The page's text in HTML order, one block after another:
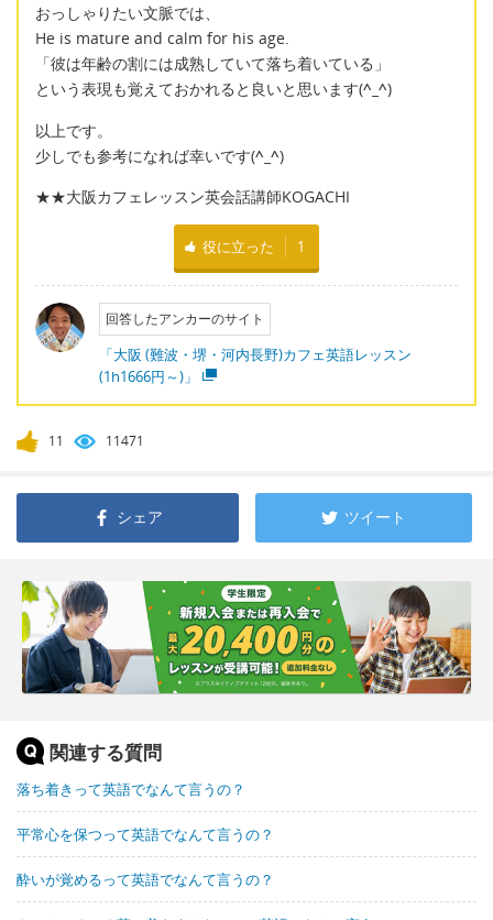
おっしゃりたい文脈では、
He is mature and calm for his age.
「彼は年齢の割には成熟していて落ち着いている」
という表現も覚えておかれると良いと思います(^_^)
以上です。
少しでも参考になれば幸いです(^_^)
★★大阪カフェレッスン英会話講師KOGACHI
役に立った 1
回答したアンカーのサイト
「大阪 (難波・堺・河内長野)カフェ英語レッスン
(1h1666円～)」
11 11471
シェア ツイート
関連する質問
落ち着きって英語でなんて言うの？
平常心を保つって英語でなんて言うの？
酔いが覚めるって英語でなんて言うの？